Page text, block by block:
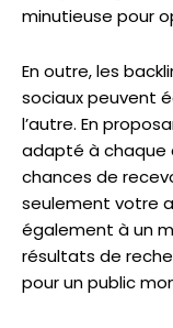
minutieuse pour
En outre, les
sociaux peuvent
l’autre. En
adapté à chaque
chances de
seulement votre
également à un
résultats de
pour un public